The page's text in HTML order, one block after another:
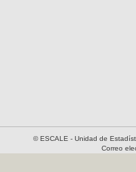
© ESCALE - Unidad de
Correo